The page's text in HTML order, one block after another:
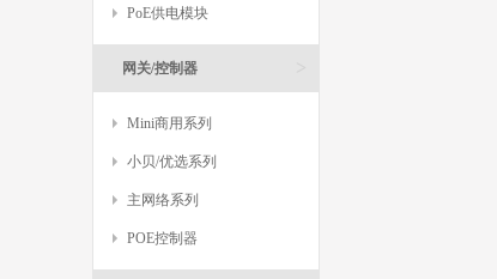
PoE供电模块
网关/控制器
Mini商用系列
小贝/优选系列
主网络系列
POE控制器